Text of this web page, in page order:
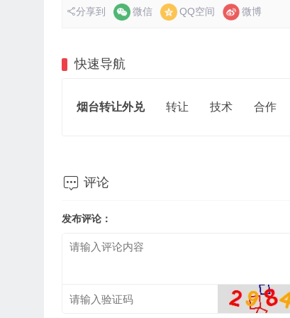
分享到 微信 QQ空间 微博
快速导航
烟台转让外兑 转让 技术 合作
 评论
发布评论：